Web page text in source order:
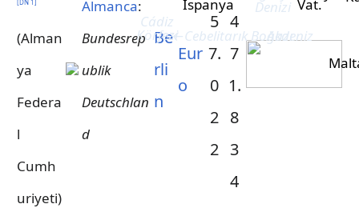
İspanya Vat.
Cádiz
Körfezi
Denizi
Akdeniz
←Cebelitarık Boğazı
[DN 1]
(Alman
ya
Federa
l
Cumh
uriyeti)
Almanca:
Bundesrep
ublik
Deutschlan
d
Be
rli
n
Eur
o
5
7.
0
2
2
4
7
1.
8
3
4